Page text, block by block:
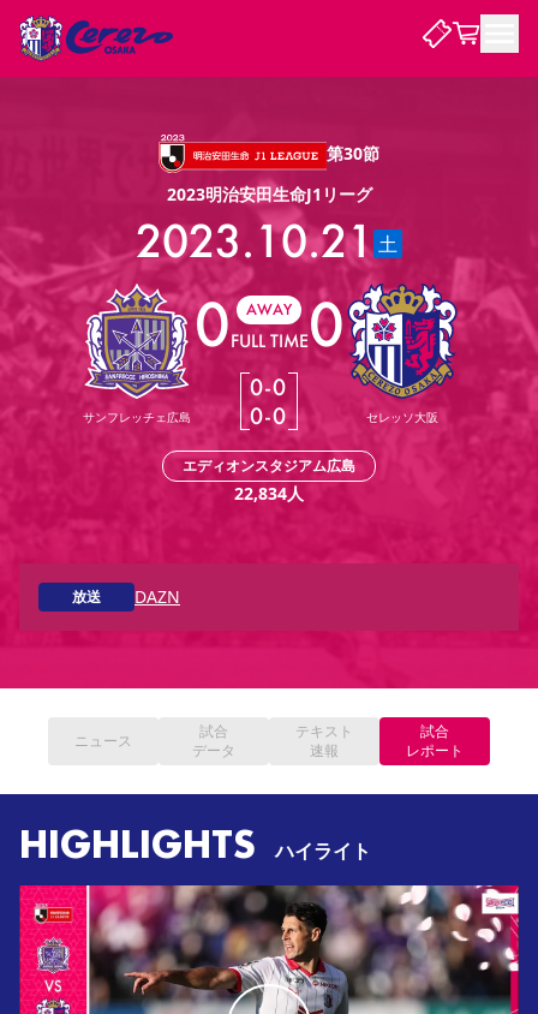
試合日程 / 結果 順位表
チームについて
選手・スタッフ スケジュール メディア情報 アクセス
レディース
アカデミー ハナサカプレーヤー 歴代所属選手
チケット
チケット情報 販売スケジュール 価格・席種
購入方法
シーズンシート 法人シーズンシート 福祉サービス 団体チケット
特定興行入場券 譲渡サービス リセールサービス
観戦ガイド
キッズ向けサービス グルメ マッチデープログラム
観戦マナー&ルール
ビジターサポーター観戦ガイド
DAZNで観戦
アウェイツアー
クラブを知る
セレッソ大阪について
クラブ紹介 シーズン記録 求人情報
セレッソ大阪VISAカード
セレッソスポーツパーク舞洲 YANMAR HANASAKA STADIUM
セレッソ大阪アカデミー
子供のサッカースクール
ファンクラブ
SAKURA POINT Program
婚姻届・出生届・命名書
ニュース
ホームタウン
パートナー
レディース
アカデミー
第30節
2023明治安田生命J1リーグ
2023.10.21土
サンフレッチェ広島
0 AWAY
FULL TIME0
0-0
0-0 セレッソ大阪
エディオンスタジアム広島
22,834人
放送 DAZN
ニュース
試合
データ
テキスト
速報
試合
レポート
HIGHLIGHTS ハイライト